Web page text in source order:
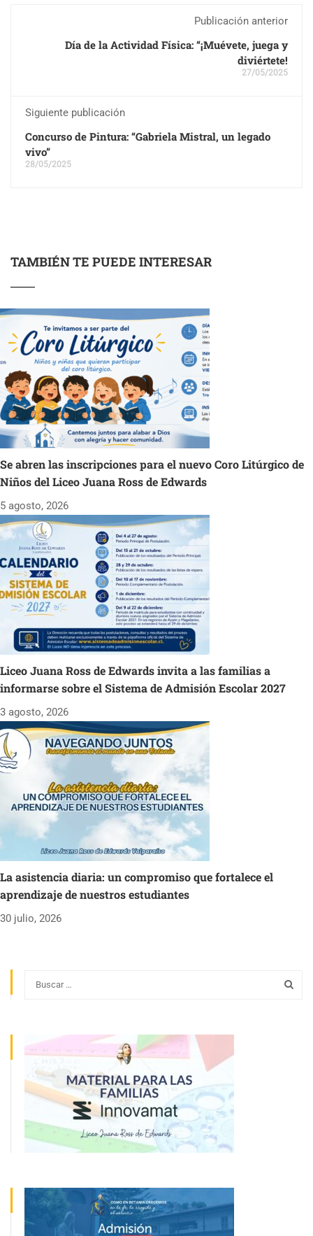
Publicación anterior
Día de la Actividad Física: “¡Muévete, juega y
diviértete!
27/05/2025
Siguiente publicación
Concurso de Pintura: “Gabriela Mistral, un legado
vivo”
28/05/2025
TAMBIÉN TE PUEDE INTERESAR
Se abren las inscripciones para el nuevo Coro Litúrgico de
Niños del Liceo Juana Ross de Edwards
5 agosto, 2026
Liceo Juana Ross de Edwards invita a las familias a
informarse sobre el Sistema de Admisión Escolar 2027
3 agosto, 2026
La asistencia diaria: un compromiso que fortalece el
aprendizaje de nuestros estudiantes
30 julio, 2026